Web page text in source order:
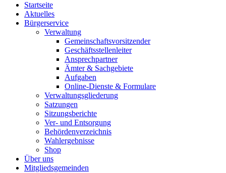
Startseite
Aktuelles
Bürgerservice
Verwaltung
Gemeinschaftsvorsitzender
Geschäftsstellenleiter
Ansprechpartner
Ämter & Sachgebiete
Aufgaben
Online-Dienste & Formulare
Verwaltungsgliederung
Satzungen
Sitzungsberichte
Ver- und Entsorgung
Behördenverzeichnis
Wahlergebnisse
Shop
Über uns
Mitgliedsgemeinden